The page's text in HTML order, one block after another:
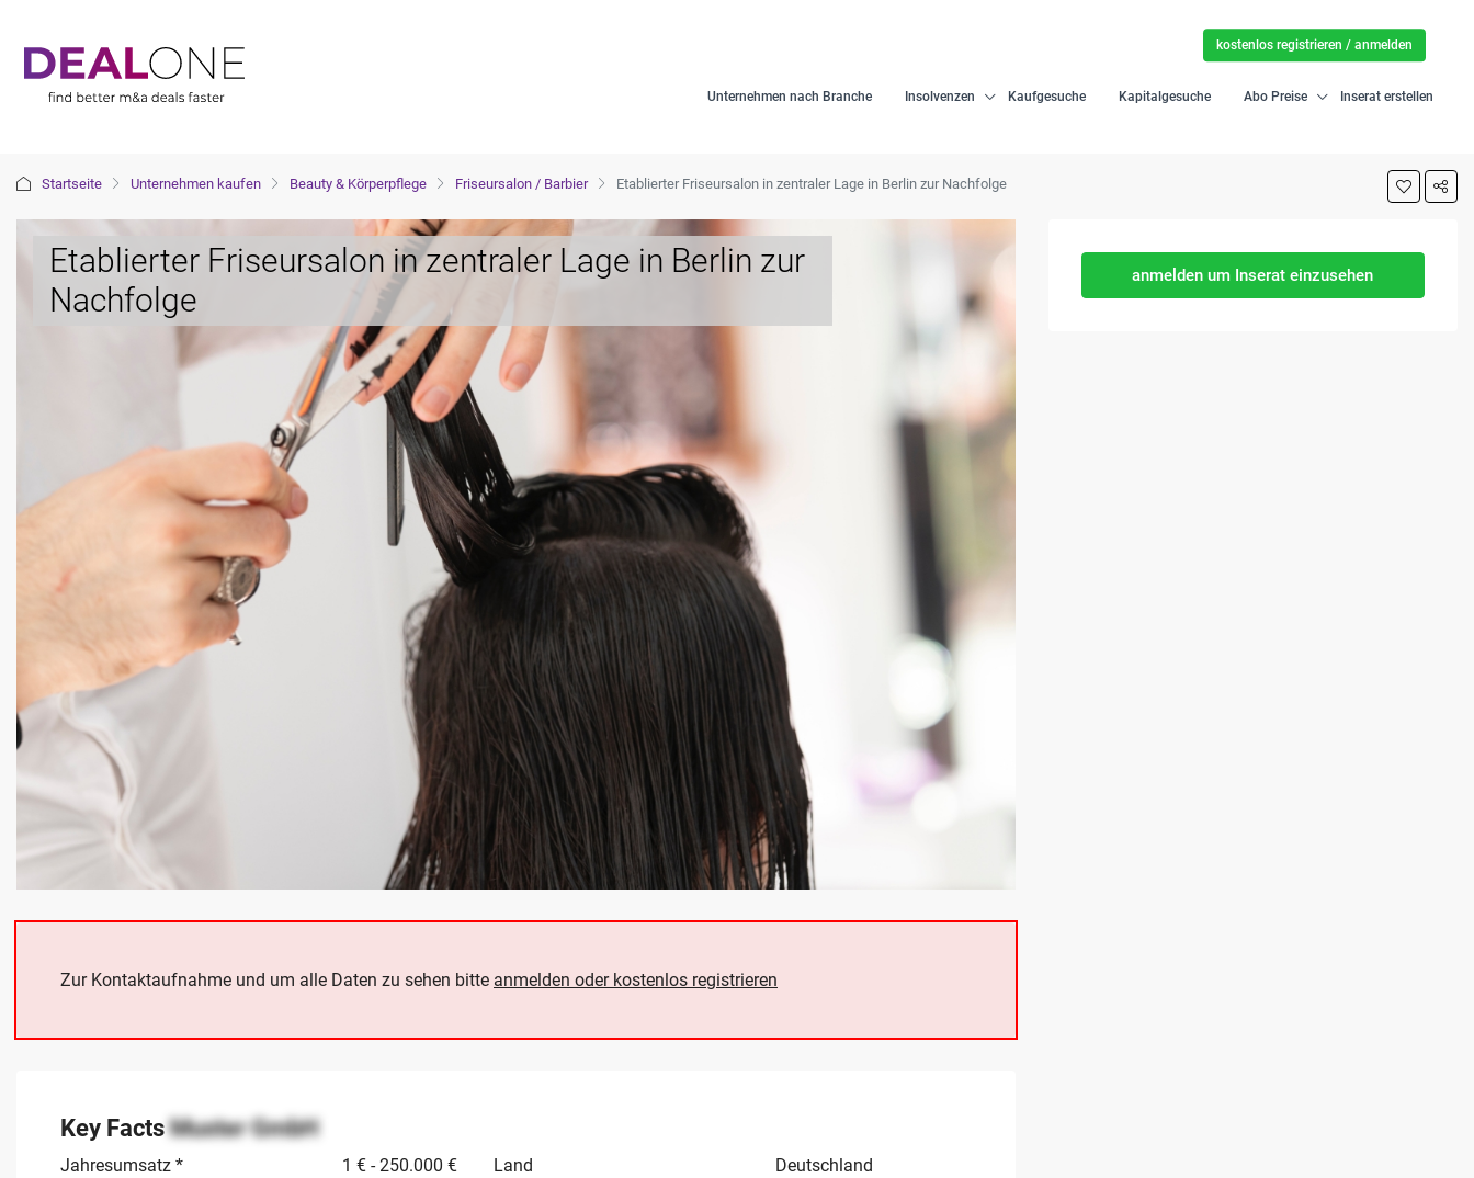
Unternehmen nach Branche Insolvenzen Kaufgesuche Kapitalgesuche Abo Preise Inserat erstellen
kostenlos registrieren / anmelden
Startseite Unternehmen kaufen Beauty & Körperpflege Friseursalon / Barbier Etablierter Friseursalon in zentraler Lage in Berlin zur Nachfolge
Etablierter Friseursalon in zentraler Lage in Berlin zur
Nachfolge
Zur Kontaktaufnahme und um alle Daten zu sehen bitte anmelden oder kostenlos registrieren
Key FactsMuster GmbH
Jahresumsatz *
1 € - 250.000 €
Land
Deutschland
anmelden um Inserat einzusehen